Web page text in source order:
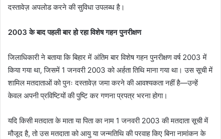
दस्तावेज़ अपलोड करने की सुविधा उपलब्ध है।
2003 के बाद पहली बार हो रहा विशेष गहन पुनरीक्षण
जिलाधिकारी ने बताया कि बिहार में अंतिम बार विशेष गहन पुनरीक्षण वर्ष 2003 में
किया गया था, जिसमें 1 जनवरी 2003 को अर्हता तिथि माना गया था। उस सूची में
शामिल मतदाताओं को पुनः दस्तावेज़ जमा करने की आवश्यकता नहीं है—उन्हें
केवल अपनी प्रविष्टियों की पुष्टि कर गणना प्रपत्र भरना होगा।
यदि किसी मतदाता के माता या पिता का नाम 1 जनवरी 2003 की मतदाता सूची में
मौजूद है, तो उस मतदाता को आयु या जन्मतिथि की परवाह किए बिना नामांकन के